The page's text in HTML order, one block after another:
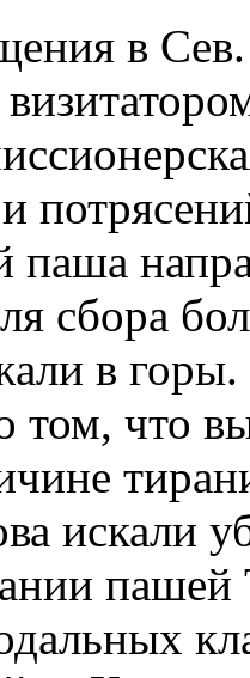
в
паша
сбора
в
том, что
искали